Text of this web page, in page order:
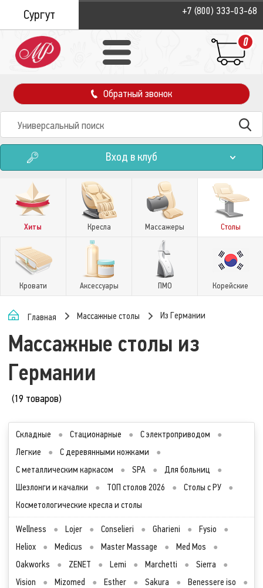
Сургут +7 (800) 333-03-68
0
Обратный звонок
Вход в клуб
Хиты Кресла Массажеры Столы
Кровати Аксессуары ПМО Корейские
Главная Массажные столы Из Германии
Массажные столы из
Германии
(19 товаров)
Складные ● Стационарные ● С электроприводом
●
Легкие
● С деревянными ножками
●
С металлическим каркасом
● SPA ● Для больниц
●
Шезлонги и качалки
● ТОП столов 2026 ● Столы с РУ
●
Косметологические кресла и столы
Wellness ● Lojer ● Conselieri ● Gharieni ● Fysio
●
Heliox
● Medicus ● Master Massage ● Med Mos
●
Oakworks
● ZENET ● Lemi ● Marchetti ● Sierra
●
Vision
● Mizomed ● Esther ● Sakura ● Benessere iso
●